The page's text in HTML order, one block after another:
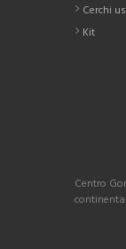
Cerchi
Kit
Centro
continental